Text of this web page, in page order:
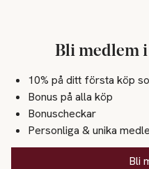
Bli medlem
10% på ditt första köp
Bonus på alla köp
Bonuscheckar
Personliga & unika
Bli